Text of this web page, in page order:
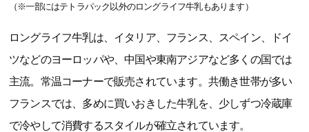
（※一部にはテトラパック以外のロングライフ牛乳もあります）
ロングライフ牛乳は、イタリア、フランス、スペイン、ドイ
ツなどのヨーロッパや、中国や東南アジアなど多くの国では
主流。常温コーナーで販売されています。共働き世帯が多い
フランスでは、多めに買いおきした牛乳を、少しずつ冷蔵庫
で冷やして消費するスタイルが確立されています。